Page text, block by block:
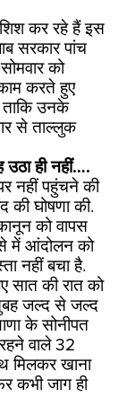
कर रहे हैं इस
सरकार पांच
को
करते हुए
ताकि उनके
से ताल्लुक
ही नहीं….
नहीं पहुंचने की
की घोषणा की.
को वापस
में आंदोलन को
नहीं बचा है.
सात की रात को
जल्द से जल्द
के सोनीपत
वाले 32
मिलकर खाना
कभी जाग ही